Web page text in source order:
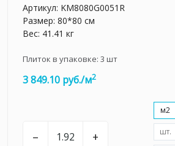
Артикул: KM8080G0051R
Размер: 80*80 см
Вес: 41.41 кг
Плиток в упаковке: 3 шт
3 849.10 руб./м2
– +
м2
шт.